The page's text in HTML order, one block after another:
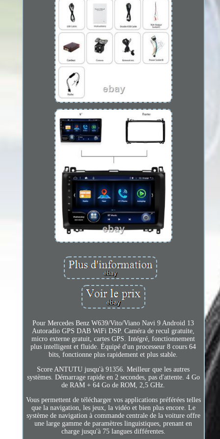
Pour Mercedes Benz W639/Vito/Viano Navi 9 Android 13
Autoradio GPS DAB WiFi DSP. Caméra de recul gratuite,
micro externe gratuit, cartes GPS. Intégré, fonctionnement
plus intelligent et fluide. Équipé d'un processeur 8 cours 64
bits, fonctionne plus rapidement et plus stable.
Score ANTUTU jusqu'à 91356. Meilleur que les autres
systèmes. Démarrage rapide en 2 secondes, pas d'attente. 4 Go
de RAM + 64 Go de ROM, 2,5 GHz.
Vous permettent de télécharger vos applications préférées telles
que la navigation, les jeux, la vidéo et bien plus encore. Le
système de navigation à commande centrale de la voiture offre
une large gamme de paramètres linguistiques, prenant en
charge jusqu'à 75 langues différentes.